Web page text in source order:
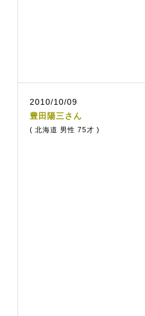
2010/10/09
豊田陽三さん
( 北海道 男性 75才 )